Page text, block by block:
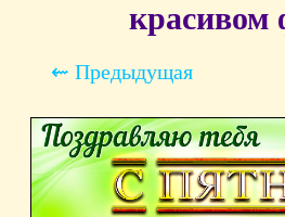
красивом
⇜ Предыдущая